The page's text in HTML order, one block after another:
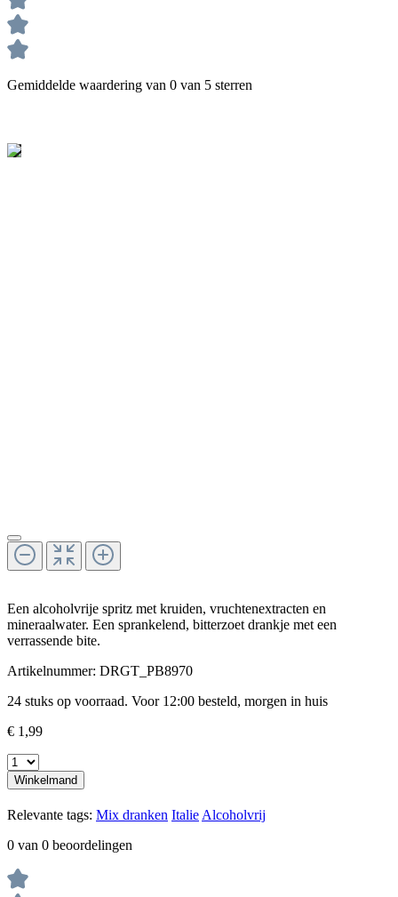
Gemiddelde waardering van 0 van 5 sterren
Een alcoholvrije spritz met kruiden, vruchtenextracten en
mineraalwater. Een sprankelend, bitterzoet drankje met een
verrassende bite.
Artikelnummer: DRGT_PB8970
24 stuks op voorraad. Voor 12:00 besteld, morgen in huis
€ 1,99
Winkelmand
Relevante tags: Mix dranken Italie Alcoholvrij
0 van 0 beoordelingen